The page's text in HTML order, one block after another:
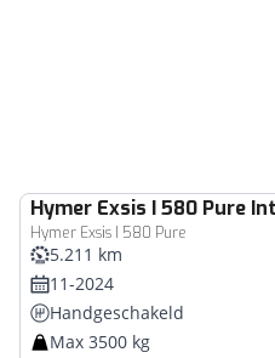
Hymer Exsis I 580 Pure
Hymer Exsis I 580 Pure
5.211 km
11-2024
Handgeschakeld
Max 3500 kg